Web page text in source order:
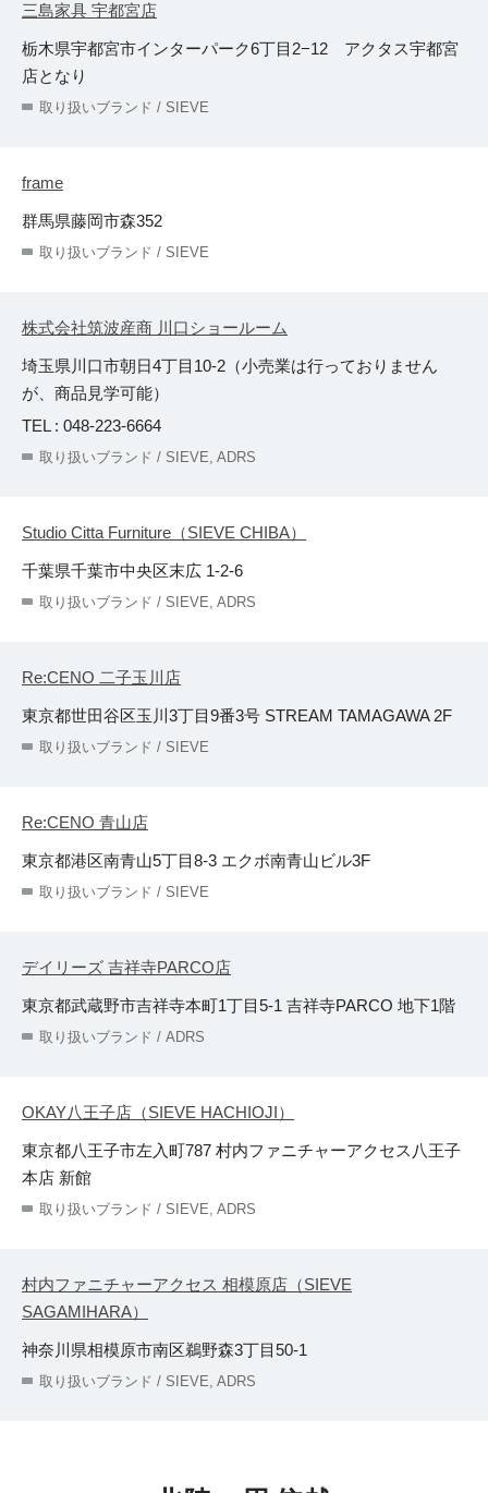
三島家具 宇都宮店
栃木県宇都宮市インターパーク6丁目2−12 アクタス宇都宮
店となり
取り扱いブランド / SIEVE
frame
群馬県藤岡市森352
取り扱いブランド / SIEVE
株式会社筑波産商 川口ショールーム
埼玉県川口市朝日4丁目10-2（小売業は行っておりません
が、商品見学可能）
TEL : 048-223-6664
取り扱いブランド / SIEVE, ADRS
Studio Citta Furniture（SIEVE CHIBA）
千葉県千葉市中央区末広 1-2-6
取り扱いブランド / SIEVE, ADRS
Re:CENO 二子玉川店
東京都世田谷区玉川3丁目9番3号 STREAM TAMAGAWA 2F
取り扱いブランド / SIEVE
Re:CENO 青山店
東京都港区南青山5丁目8-3 エクボ南青山ビル3F
取り扱いブランド / SIEVE
デイリーズ 吉祥寺PARCO店
東京都武蔵野市吉祥寺本町1丁目5-1 吉祥寺PARCO 地下1階
取り扱いブランド / ADRS
OKAY八王子店（SIEVE HACHIOJI）
東京都八王子市左入町787 村内ファニチャーアクセス八王子
本店 新館
取り扱いブランド / SIEVE, ADRS
村内ファニチャーアクセス 相模原店（SIEVE
SAGAMIHARA）
神奈川県相模原市南区鵜野森3丁目50-1
取り扱いブランド / SIEVE, ADRS